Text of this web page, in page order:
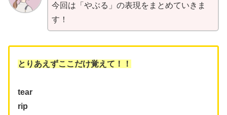
今回は「やぶる」の表現をまとめていきま
す！
とりあえずここだけ覚えて！！
tear
rip